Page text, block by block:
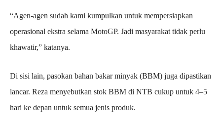
“Agen-agen sudah kami kumpulkan untuk mempersiapkan
operasional ekstra selama MotoGP. Jadi masyarakat tidak perlu
khawatir,” katanya.
Di sisi lain, pasokan bahan bakar minyak (BBM) juga dipastikan
lancar. Reza menyebutkan stok BBM di NTB cukup untuk 4–5
hari ke depan untuk semua jenis produk.